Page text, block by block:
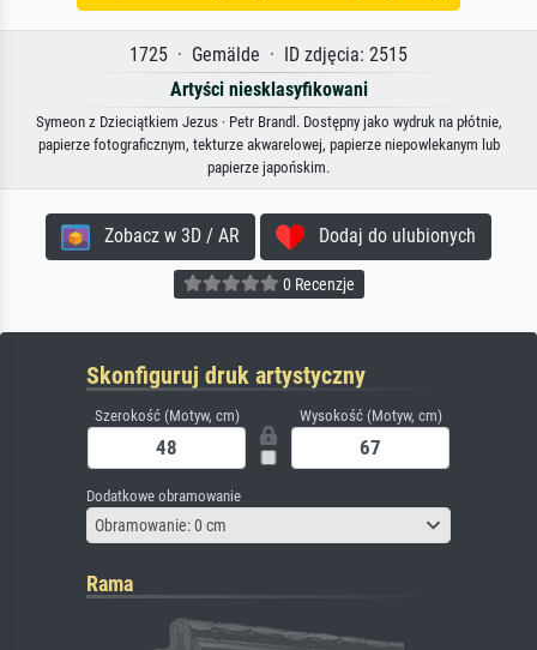
1725 · Gemälde · ID zdjęcia: 2515
Artyści niesklasyfikowani
Symeon z Dzieciątkiem Jezus · Petr Brandl. Dostępny jako wydruk na płótnie,
papierze fotograficznym, tekturze akwarelowej, papierze niepowlekanym lub
papierze japońskim.
Zobacz w 3D / AR Dodaj do ulubionych
0 Recenzje
Skonfiguruj druk artystyczny
Szerokość (Motyw, cm) Wysokość (Motyw, cm)
Dodatkowe obramowanie
Obramowanie: 0 cm
Rama